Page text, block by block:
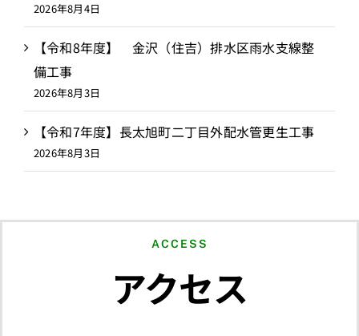
2026年8月4日
【令和8年度】 金沢（住吉）排水区雨水支線整
備工事
2026年8月3日
【令和7年度】長太旭町二丁目外配水管更生工事
2026年8月3日
ACCESS
アクセス